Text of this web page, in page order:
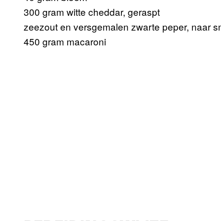
300 gram witte cheddar, geraspt
zeezout en versgemalen zwarte peper, naar
450 gram macaroni